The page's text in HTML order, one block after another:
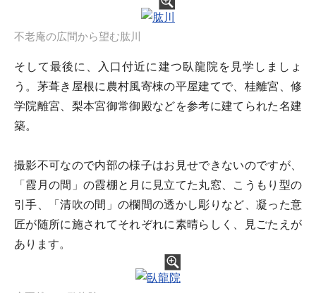
不老庵の広間から望む肱川
そして最後に、入口付近に建つ臥龍院を見学しましょ
う。茅葺き屋根に農村風寄棟の平屋建てで、桂離宮、修
学院離宮、梨本宮御常御殿などを参考に建てられた名建
築。
撮影不可なので内部の様子はお見せできないのですが、
「霞月の間」の霞棚と月に見立てた丸窓、こうもり型の
引手、「清吹の間」の欄間の透かし彫りなど、凝った意
匠が随所に施されてそれぞれに素晴らしく、見ごたえが
あります。